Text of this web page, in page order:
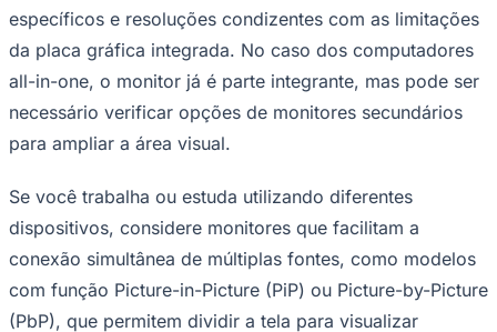
específicos e resoluções condizentes com as limitações
da placa gráfica integrada. No caso dos computadores
all-in-one, o monitor já é parte integrante, mas pode ser
necessário verificar opções de monitores secundários
para ampliar a área visual.
Se você trabalha ou estuda utilizando diferentes
dispositivos, considere monitores que facilitam a
conexão simultânea de múltiplas fontes, como modelos
com função Picture-in-Picture (PiP) ou Picture-by-Picture
(PbP), que permitem dividir a tela para visualizar